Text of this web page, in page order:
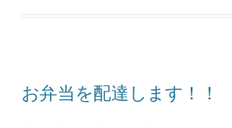
お弁当を配達します！！